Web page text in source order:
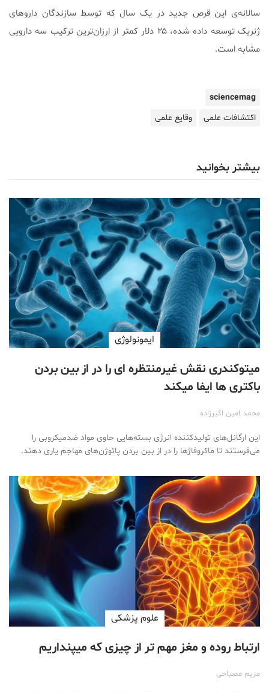
سالانه‌ی این قرص جدید در یک سال که توسط سازندگان داروهای
ژنریک توسعه داده شده، ۲۵ دلار کمتر از ارزان‌ترین ترکیب سه دارویی
مشابه است.
sciencemag
اکتشافات علمی
وقایع علمی
بیشتر بخوانید
ایمونولوژی
میتوکندری نقش غیرمنتظره‌ ای را در از بین بردن
باکتری‌ ها ایفا میکند
محمد امین اکبرزاده
این ارگانل‌های تولیدکننده‌ انرژی بسته‌هایی حاوی مواد ضدمیکروبی را
می‌فرستند تا ماکروفاژها را در از بین بردن پاتوژن‌های مهاجم یاری دهند.
علوم پزشكی
ارتباط روده و مغز مهم تر از چیزی که میپنداریم
مریم مصباحی